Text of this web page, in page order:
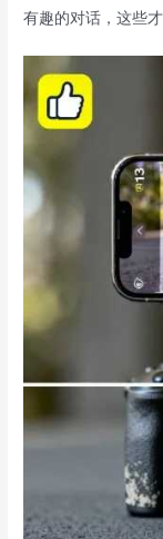
有趣的对话，这些